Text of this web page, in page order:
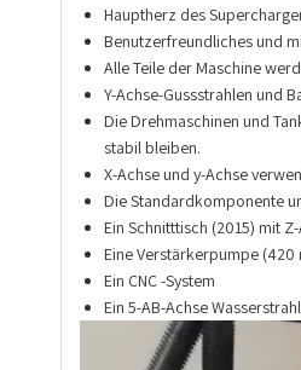
Hauptherz des
Benutzerfreundliches und
Alle Teile der Maschine
Y-Achse-Gussstrahlen und
Die Drehmaschinen und
stabil bleiben.
X-Achse und y-Achse
Die Standardkomponente
Ein Schnitttisch (2015) mit
Eine Verstärkerpumpe (420
Ein CNC -System
Ein 5-AB-Achse